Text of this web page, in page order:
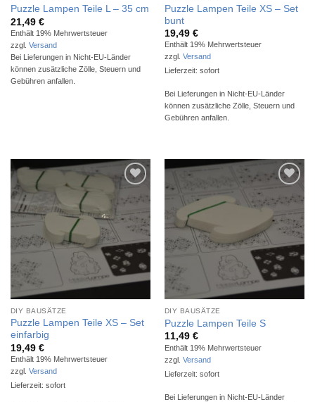
Puzzle Lampen Teile L – 35 cm
21,49 €
Enthält 19% Mehrwertsteuer
zzgl. Versand
Bei Lieferungen in Nicht-EU-Länder
können zusätzliche Zölle, Steuern und
Gebühren anfallen.
Puzzle Lampen Teile XS – Set
bunt
19,49 €
Enthält 19% Mehrwertsteuer
zzgl. Versand
Lieferzeit: sofort
Bei Lieferungen in Nicht-EU-Länder
können zusätzliche Zölle, Steuern und
Gebühren anfallen.
Wunschliste
DIY BAUSÄTZE
Puzzle Lampen Teile XS – Set
einfarbig
19,49 €
Enthält 19% Mehrwertsteuer
zzgl. Versand
Lieferzeit: sofort
Wunschliste
DIY BAUSÄTZE
Puzzle Lampen Teile S
11,49 €
Enthält 19% Mehrwertsteuer
zzgl. Versand
Lieferzeit: sofort
Bei Lieferungen in Nicht-EU-Länder